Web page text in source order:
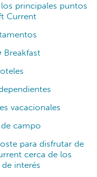
principales puntos
Current
Breakfast
vacacionales
campo
para disfrutar de
cerca de los
interés